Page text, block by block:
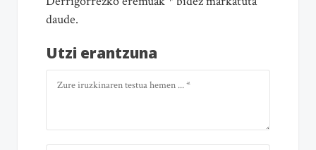
daude.
Utzi erantzuna